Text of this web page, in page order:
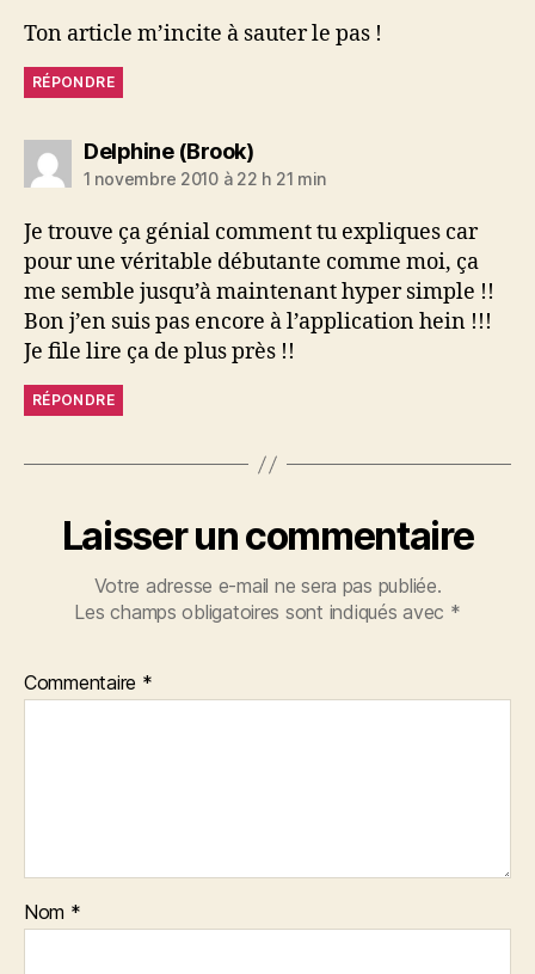
Ton article m’incite à sauter le pas !
RÉPONDRE
Delphine (Brook)dit :
1 novembre 2010 à 22 h 21 min
Je trouve ça génial comment tu expliques car
pour une véritable débutante comme moi, ça
me semble jusqu’à maintenant hyper simple !!
Bon j’en suis pas encore à l’application hein !!!
Je file lire ça de plus près !!
RÉPONDRE
Laisser un commentaire
Votre adresse e-mail ne sera pas publiée.
Les champs obligatoires sont indiqués avec *
Commentaire *
Nom *